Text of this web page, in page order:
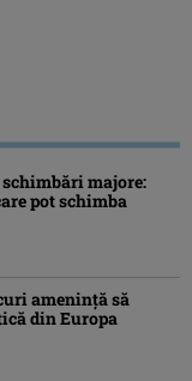
majore:
pot schimba
ameninţă să
din Europa